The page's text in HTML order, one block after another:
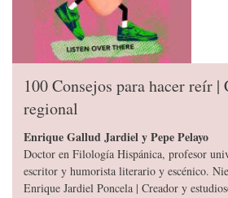
100 Consejos para hacer reír
regional
Enrique Gallud Jardiel y Pepe Pelayo
Doctor en Filología Hispánica, profesor
escritor y humorista literario y escénico.
Enrique Jardiel Poncela | Creador y